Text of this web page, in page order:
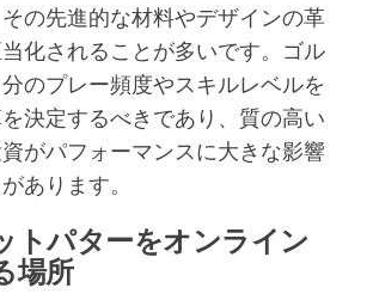
の先進的な材料やデザインの革
化されることが多いです。ゴル
のプレー頻度やスキルレベルを
決定するべきであり、質の高い
がパフォーマンスに大きな影響
あります。
トパターをオンライン
場所